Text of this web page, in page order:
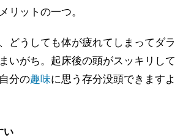
リットの一つ。
どうしても体が疲れてしまってダラ
いがち。起床後の頭がスッキリして
分の趣味に思う存分没頭できますよ
い